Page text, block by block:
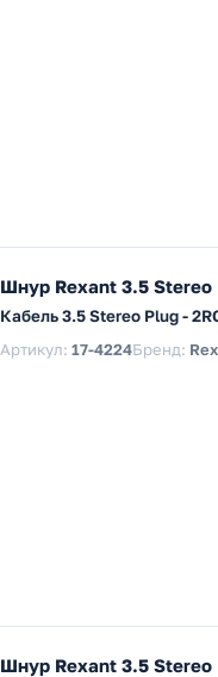
Шнур Rexant 3.5
Кабель 3.5 Stereo Plug -
Артикул: 17-4224Бренд:
Шнур Rexant 3.5